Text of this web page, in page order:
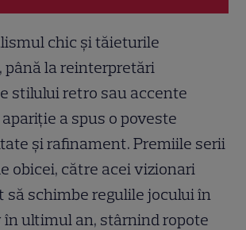
chic și tăieturile
până la reinterpretări
stilului retro sau accente
a spus o poveste
și rafinament. Premiile serii
obicei, către acei vizionari
să schimbe regulile jocului în
ultimul an, stârnind ropote